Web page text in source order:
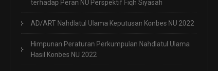
terhadap Peran NU Perspektif Fiqh Siyasah
AD/ART Nahdlatul Ulama Keputusan Konbes NU 2022
Himpunan Peraturan Perkumpulan Nahdlatul Ulama
Hasil Konbes NU 2022